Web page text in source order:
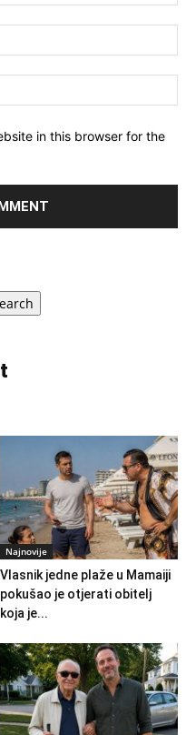
in this browser for the
Najnovije
Vlasnik jedne plaže u Mamaiji
pokušao je otjerati obitelj
koja je...